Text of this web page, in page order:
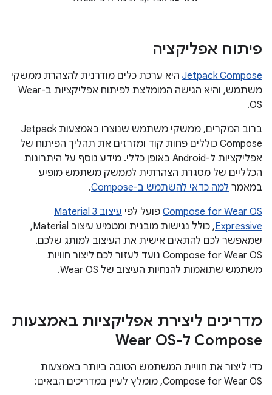
פיתוח אפליקציה
Jetpack Compose היא ערכת כלים מודרנית להצהרת ממשקי
משתמש, והיא הגישה המומלצת לפיתוח אפליקציות ב-Wear
OS.
ברוב המקרים, ממשקי משתמש שנוצרו באמצעות Jetpack
Compose כוללים פחות קוד ומזרזים את תהליך הפיתוח של
אפליקציות ל-Android באופן כללי. מידע נוסף על היתרונות
הכלליים של מסגרת הצהרתית לממשק משתמש מופיע
במאמר למה כדאי להשתמש ב-Compose
.
Compose for Wear OS פועל לפי
עיצוב Material 3
Expressive
, כולל נגישות מובנית ומטמיע עיצוב Material,
שמאפשר לכם להתאים אישית את העיצוב למותג שלכם.
‫Compose for Wear OS נועד לעזור לכם ליצור חוויות
משתמש שתואמות להנחיות העיצוב של Wear OS.
מדריכים ליצירת אפליקציות באמצעות
Compose ל-Wear OS
כדי ליצור את חוויית המשתמש הטובה ביותר באמצעות
Compose for Wear OS, מומלץ לעיין במדריכים הבאים: